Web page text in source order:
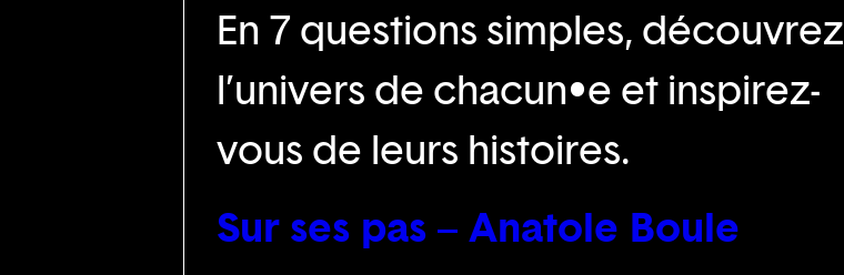
En 7 questions simples, découvrez
l’univers de chacun•e et inspirez-
vous de leurs histoires.
Sur ses pas – Anatole Boule